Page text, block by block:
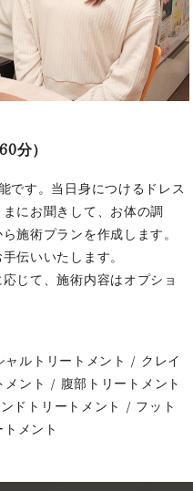
分）
です。 当日身につけるドレス
にお聞きして、お体の調
施術プランを作成します。
伝いいたします。
じて、施術内容はオプショ
ルトリートメント / クレイ
ント / 腹部トリートメント
ドトリートメント / フット
メント